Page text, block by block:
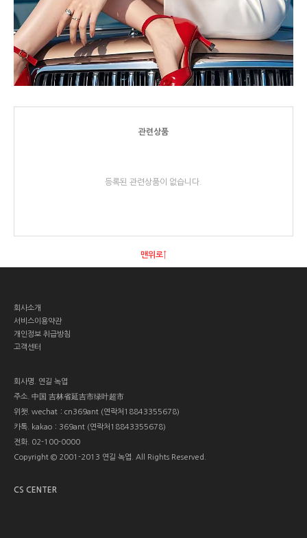
관련상품
등록된 관련상품이 없습니다.
맨위로↑
회사소개
서비스이용약관
개인정보 취급방침
고객센터
회사명.
연길 녹엽
주소. 中国 吉林省延吉市绿叶超市
위챗. wechat：cn369ant (연락처18843355678)
카톡.
kakao：369ant (연락처18843355678)
전화.
02-100-0000
Copyright © 2001-2013 연길 녹엽. All Rights Reserved.
CS CENTER